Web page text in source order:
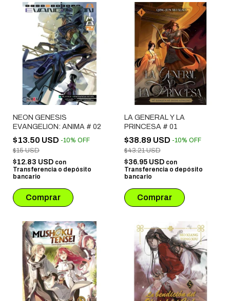
NEON GENESIS
EVANGELION: ANIMA # 02
$13.50 USD -10% OFF
$15 USD
$12.83 USD con
Transferencia o depósito
bancario
LA GENERAL Y LA
PRINCESA # 01
$38.89 USD -10% OFF
$43.21 USD
$36.95 USD con
Transferencia o depósito
bancario